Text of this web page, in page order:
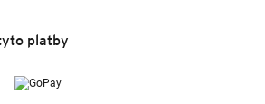
platby